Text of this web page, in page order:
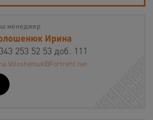
менеджер
Ирина
253 52 53 доб. 111